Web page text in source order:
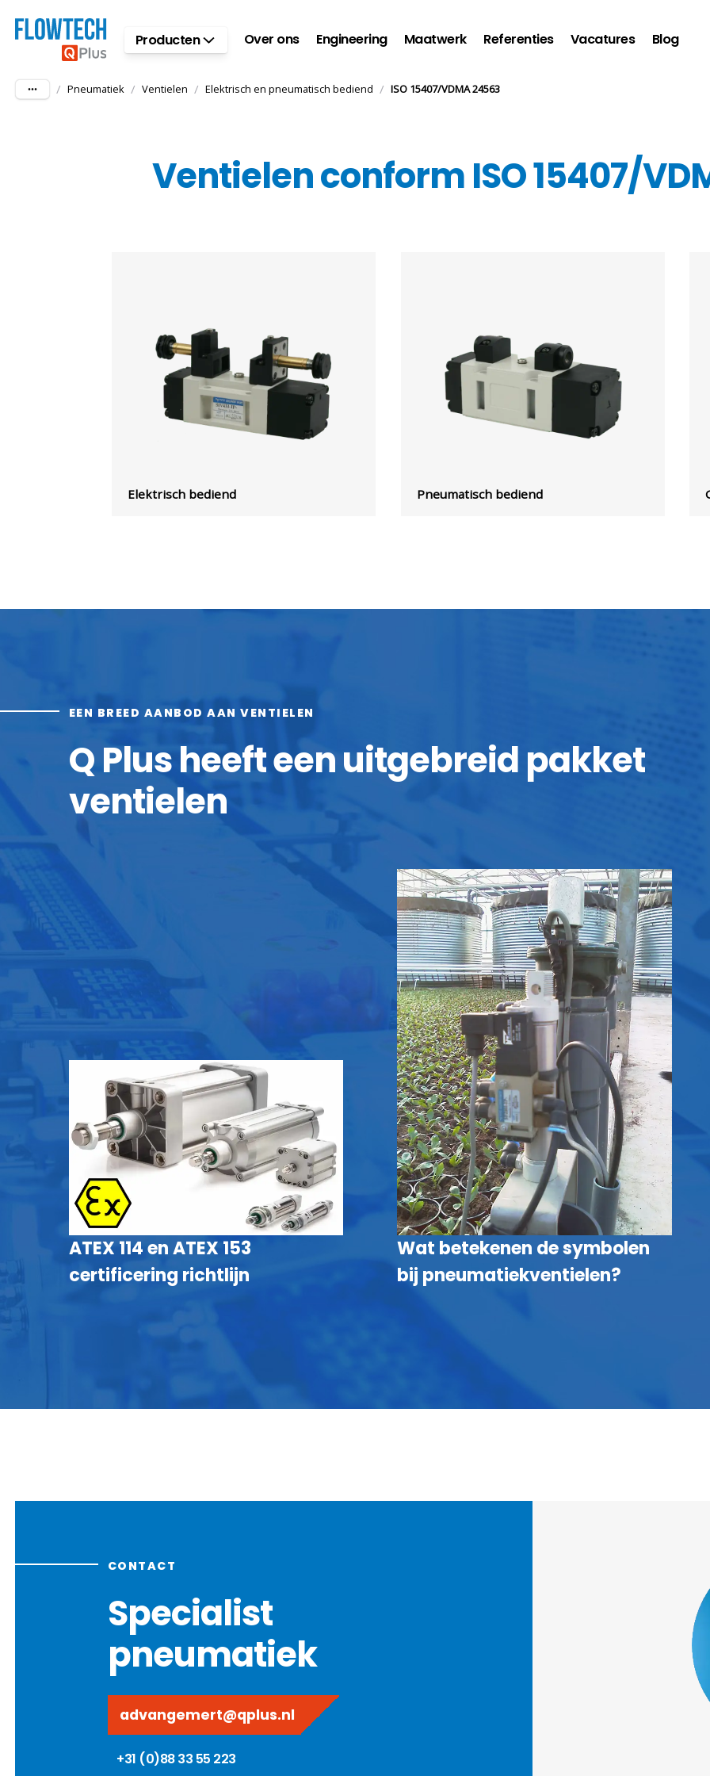
Ga naar hoofdinhoudProducten Over ons Engineering Maatwerk Referenties Vacatures Blog
/ Pneumatiek / Ventielen / Elektrisch en pneumatisch bediend / ISO 15407/VDMA 24563
Ventielen conform ISO 15407/
Elektrisch bediend Pneumatisch bediend
EEN BREED AANBOD AAN VENTIELEN
Q Plus heeft een uitgebreid pakket
ventielen
ATEX 114 en ATEX 153
certificering richtlijn
Wat betekenen de symbolen
bij pneumatiekventielen?
CONTACT
Specialist
pneumatiek
advangemert@qplus.nl
+31 (0)88 33 55 223